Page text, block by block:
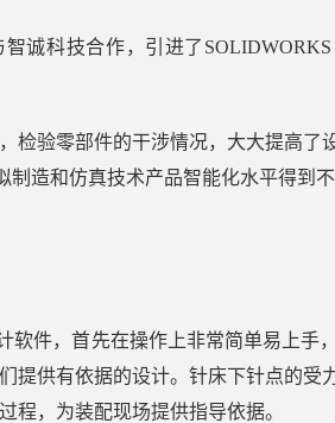
诚科技合作，引进了 SOLIDWORKS
验零部件的干涉情况，大大提高
造和仿真技术产品智能化水平得到
件，首先在操作上非常简单易上
供有依据的设计。针床下针点的
程，为装配现场提供指导依据。